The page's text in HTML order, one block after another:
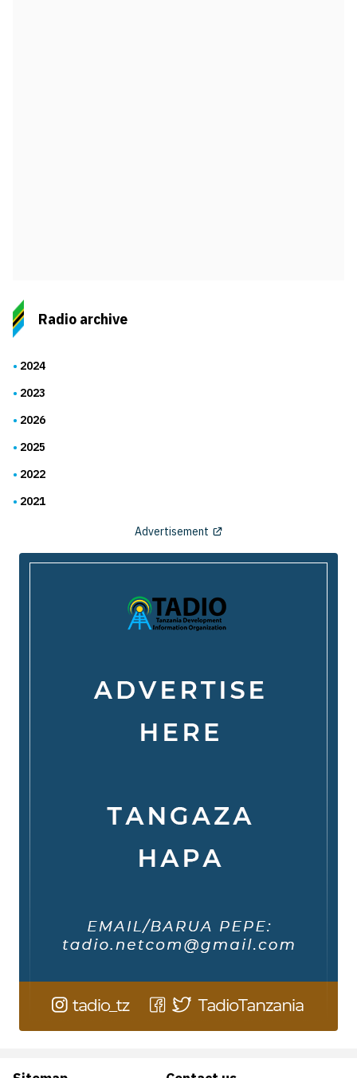
Radio archive
2024
2023
2026
2025
2022
2021
Advertisement